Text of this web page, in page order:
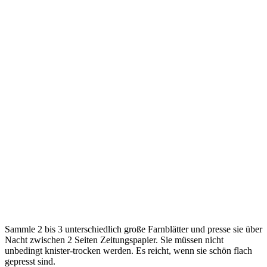
Sammle 2 bis 3 unterschiedlich große Farnblätter und presse sie über
Nacht zwischen 2 Seiten Zeitungspapier. Sie müssen nicht
unbedingt knister-trocken werden. Es reicht, wenn sie schön flach
gepresst sind.